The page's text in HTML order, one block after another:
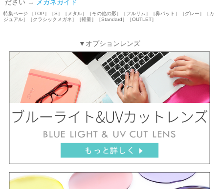
ださい →
メガネガイド
特集ページ ［TOP］［S］［メタル］［その他の形］［フルリム］［鼻パット］［グレー］［カ
ジュアル］［クラシックメガネ］［軽量］［Standard］［OUTLET］
▼オプションレンズ